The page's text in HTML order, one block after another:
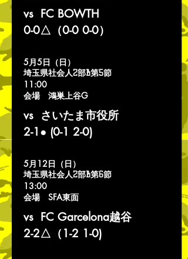
vs FC BOWTH
0-0△（0-0 0-0）
5月5日（日）
埼玉県社会人2部B第5節
11:00
会場 鴻巣上谷G
vs さいたま市役所
​2-1● (0-1 2-0)
5月12日（日）
埼玉県社会人2部B第6節
13:00
会場 SFA東面
vs FC Garcelona越谷
2-2△（1-2 1-0)